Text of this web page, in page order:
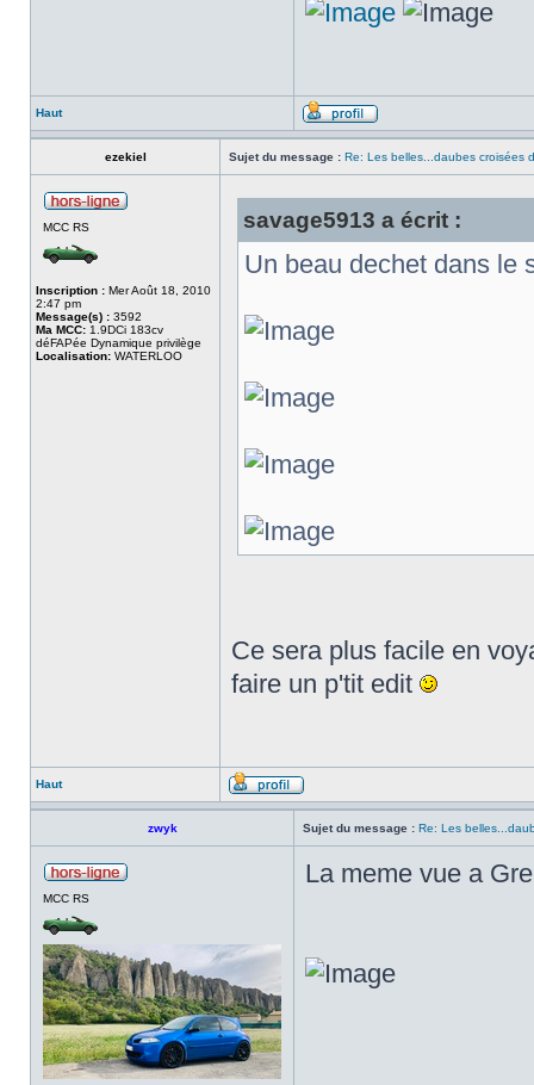
Haut
ezekiel Sujet du message : Re: Les belles...daubes croisées
MCC RS
Inscription : Mer Août 18, 2010
2:47 pm
Message(s) : 3592
Ma MCC: 1.9DCi 183cv
déFAPée Dynamique privilège
Localisation: WATERLOO
savage5913 a écrit :
Un beau dechet dans le
Ce sera plus facile en
faire un p'tit edit
Haut
zwyk Sujet du message : Re: Les
MCC RS
La meme vue a